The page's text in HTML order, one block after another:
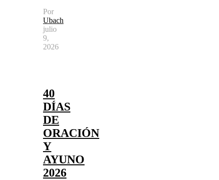
Por
Ubach
julio
9,
2026
40
DÍAS
DE
ORACIÓN
Y
AYUNO
2026